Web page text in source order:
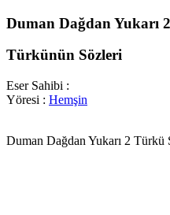
Duman Dağdan Yukarı
Türkünün Sözleri
Eser Sahibi :
Yöresi : Hemşin
Duman Dağdan Yukarı 2 Türkü